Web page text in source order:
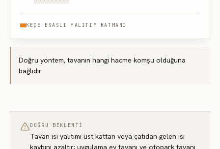
KEÇE ESASLI YALITIM KATMANI
Doğru yöntem, tavanın hangi hacme komşu olduğuna
bağlıdır.
DOĞRU BEKLENTI
Tavan ısı yalıtımı üst kattan veya çatıdan gelen ısı
kaybını azaltır; uygulama ev tavanı ve otopark tavanı